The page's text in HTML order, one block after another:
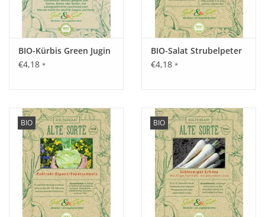
Optimale Keimung bei 10 - 20°C, ca. 8 Tage.
Kultur:
Saattiefe ca. 1 - 2 cm.
Standort:
Sonnig bis halbschattig, locker, durchlässiger, humusreicher
Boden, Schwachzehrer, daher nur geringer Düngerbedarf.
BIO-Kürbis Green Jugin
€4,18 *
BIO-Salat Strubelpeter
€4,18 *
BIO BIO